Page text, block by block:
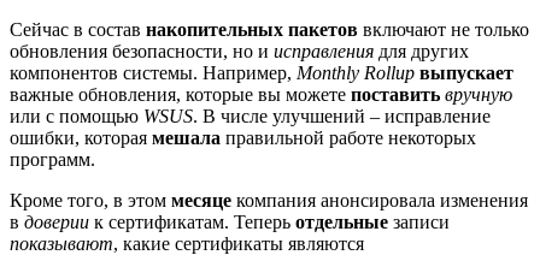
Сейчас в состав накопительных пакетов включают не только
обновления безопасности, но и исправления для других
компонентов системы. Например, Monthly Rollup выпускает
важные обновления, которые вы можете поставить вручную
или с помощью WSUS. В числе улучшений – исправление
ошибки, которая мешала правильной работе некоторых
программ.
Кроме того, в этом месяце компания анонсировала изменения
в доверии к сертификатам. Теперь отдельные записи
показывают, какие сертификаты являются